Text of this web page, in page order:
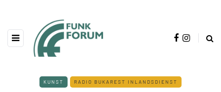
KUNST RADIO BUKAREST INLANDSDIENST